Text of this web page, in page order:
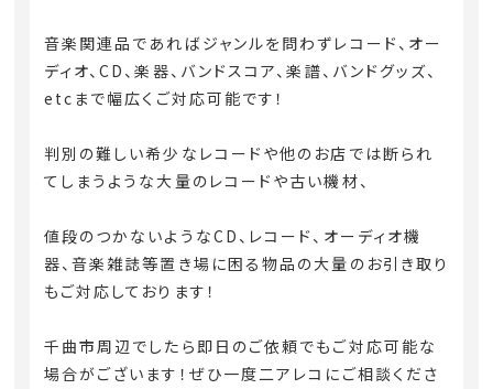
音楽関連品であればジャンルを問わずレコード、オー
ディオ、CD、楽器、バンドスコア、楽譜、バンドグッズ、
etcまで幅広くご対応可能です！
判別の難しい希少なレコードや他のお店では断られ
てしまうような大量のレコードや古い機材、
値段のつかないようなCD、レコード、オーディオ機
器、音楽雑誌等置き場に困る物品の大量のお引き取り
もご対応しております！
千曲市周辺でしたら即日のご依頼でもご対応可能な
場合がございます！ぜひ一度二アレコにご相談くださ